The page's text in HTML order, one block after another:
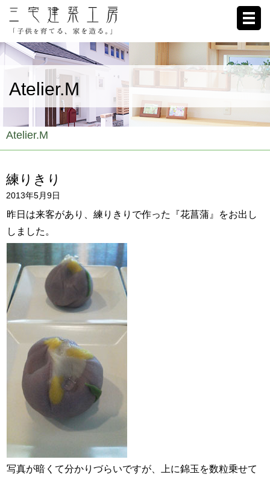
ホーム
家への想い
施工例
ブログ
お客様の声
会社概要
スタッフ紹介
Atelier.M
Atelier.M
練りきり
2013年5月9日
昨日は来客があり、練りきりで作った『花菖蒲』をお出し
しました。
写真が暗くて分かりづらいですが、上に錦玉を数粒乗せて